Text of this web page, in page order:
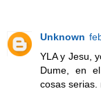
Unknown
YLA y Jesu,
Dume, en
cosas serias.